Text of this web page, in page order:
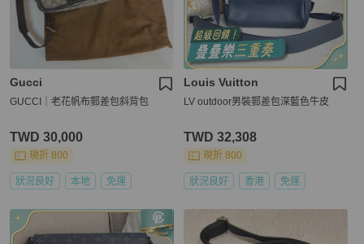
Gucci
GUCCI｜老花帆布郵差包斜背包
TWD 30,000
現折 800
狀況良好 本地 免運
Louis Vuitton
LV outdoor男裝郵差包深藍色牛皮
TWD 32,308
現折 800
狀況良好 香港 免運